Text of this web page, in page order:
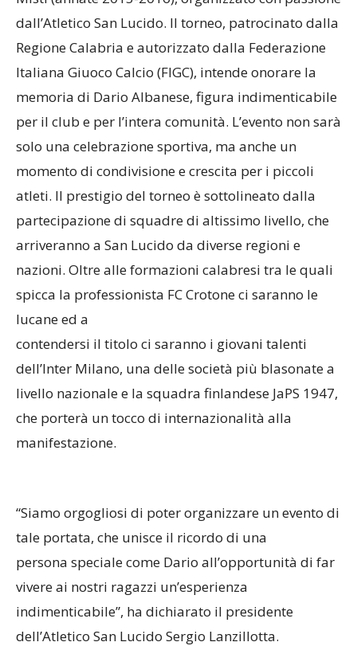
dall’Atletico San Lucido. Il torneo, patrocinato dalla
Regione Calabria e autorizzato dalla Federazione
Italiana Giuoco Calcio (FIGC), intende onorare la
memoria di Dario Albanese, figura indimenticabile
per il club e per l’intera comunità. L’evento non sarà
solo una celebrazione sportiva, ma anche un
momento di condivisione e crescita per i piccoli
atleti. Il prestigio del torneo è sottolineato dalla
partecipazione di squadre di altissimo livello, che
arriveranno a San Lucido da diverse regioni e
nazioni. Oltre alle formazioni calabresi tra le quali
spicca la professionista FC Crotone ci saranno le
lucane ed a
contendersi il titolo ci saranno i giovani talenti
dell’Inter Milano, una delle società più blasonate a
livello nazionale e la squadra finlandese JaPS 1947,
che porterà un tocco di internazionalità alla
manifestazione.
“Siamo orgogliosi di poter organizzare un evento di
tale portata, che unisce il ricordo di una
persona speciale come Dario all’opportunità di far
vivere ai nostri ragazzi un’esperienza
indimenticabile”, ha dichiarato il presidente
dell’Atletico San Lucido Sergio Lanzillotta.